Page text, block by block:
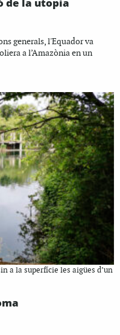
generals, l'Equador va
a l’Amazònia en un
a la superfície les aigües d’un